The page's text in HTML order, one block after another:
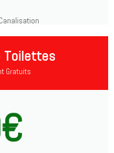
Toilettes
Gratuits